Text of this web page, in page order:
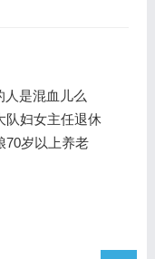
人是混血儿么
队妇女主任退休
70岁以上养老